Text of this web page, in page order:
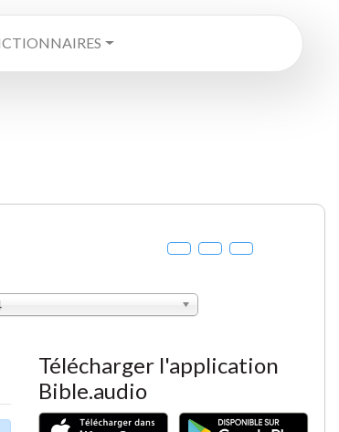
Télécharger l'application
Bible.audio